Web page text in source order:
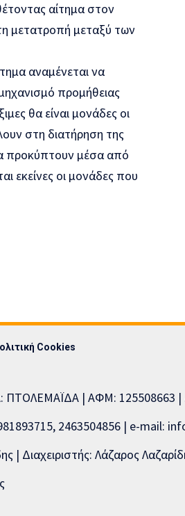
αίτημα στον
μετατροπή μεταξύ των
αναμένεται να
προμήθειας
θα είναι μονάδες οι
στη διατήρηση της
προκύπτουν μέσα από
εκείνες οι μονάδες που
Cookies
ΠΤΟΛΕΜΑΪΔΑ | ΑΦΜ:
2463504856 | e-mail:
Διαχειριστής: Λάζαρος